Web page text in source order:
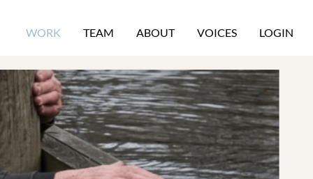
WORK TEAM ABOUT VOICES LOGIN